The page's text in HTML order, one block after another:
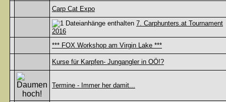
Carp Cat Expo
7. Carphunters.at Tournament
2016
*** FOX Workshop am Virgin Lake ***
Kurse für Karpfen- Jungangler in OÖ!?
Termine - Immer her damit...